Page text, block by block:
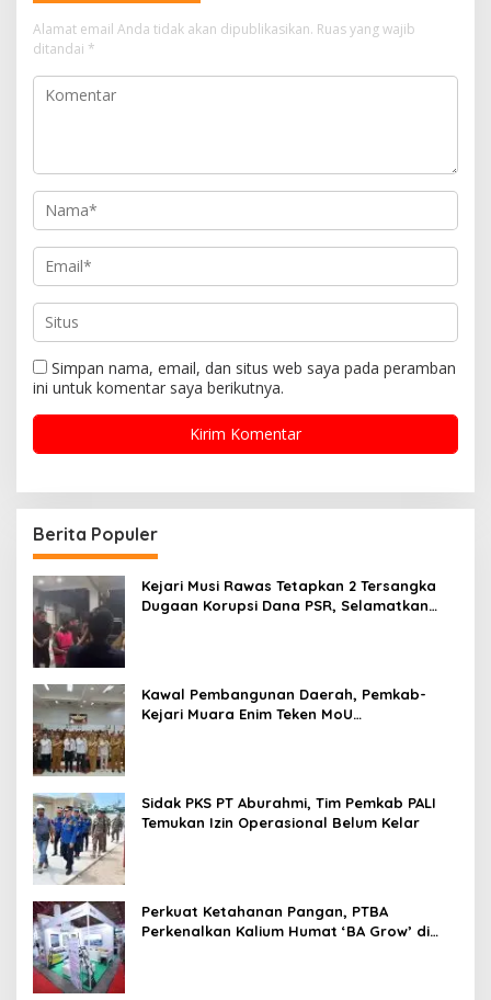
Alamat email Anda tidak akan dipublikasikan. Ruas yang wajib
ditandai *
Simpan nama, email, dan situs web saya pada peramban
ini untuk komentar saya berikutnya.
Berita Populer
Kejari Musi Rawas Tetapkan 2 Tersangka
Dugaan Korupsi Dana PSR, Selamatkan
Kawal Pembangunan Daerah, Pemkab-
Kejari Muara Enim Teken MoU
Sidak PKS PT Aburahmi, Tim Pemkab PALI
Temukan Izin Operasional Belum Kelar
Perkuat Ketahanan Pangan, PTBA
Perkenalkan Kalium Humat ‘BA Grow’ di